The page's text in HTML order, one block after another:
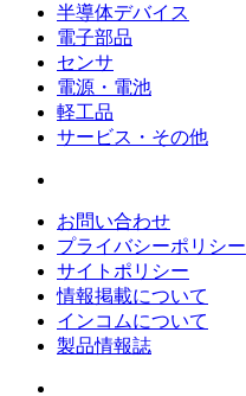
半導体デバイス
電子部品
センサ
電源・電池
軽工品
サービス・その他
お問い合わせ
プライバシーポリシー
サイトポリシー
情報掲載について
インコムについて
製品情報誌